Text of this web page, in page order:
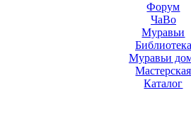
Форум
ЧаВо
Муравьи
Библиотека
Муравьи
Мастерская
Каталог